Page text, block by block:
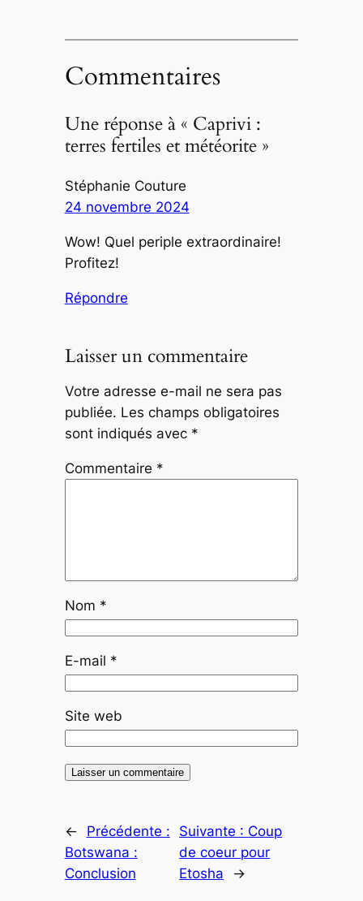
Commentaires
Une réponse à « Caprivi :
terres fertiles et météorite »
Stéphanie Couture
24 novembre 2024
Wow! Quel periple extraordinaire!
Profitez!
Répondre
Laisser un commentaire
Votre adresse e-mail ne sera pas
publiée. Les champs obligatoires
sont indiqués avec *
Commentaire *
Nom *
E-mail *
Site web
←
Précédente :
Botswana :
Conclusion
Suivante : Coup
de coeur pour
Etosha
→